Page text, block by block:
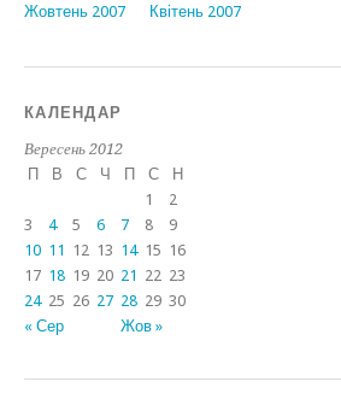
Жовтень 2007
Квітень 2007
КАЛЕНДАР
Вересень 2012
П
В С Ч П С Н
« Сер Жов »
1
2
3
4 5 6 7 8
9
10 11 12 13 14 15 16
17 18 19 20 21 22 23
24 25 26 27 28 29 30